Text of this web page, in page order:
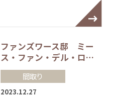
ファンズワース邸 ミー
ス・ファン・デル・ロ…
間取り
2023.12.27